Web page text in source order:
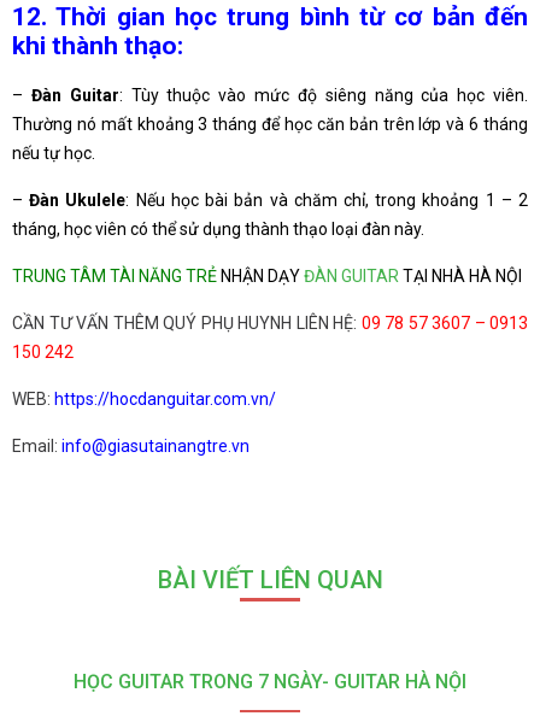
12. Thời gian học trung bình từ cơ bản đến
khi thành thạo:
– Đàn Guitar: Tùy thuộc vào mức độ siêng năng của học viên.
Thường nó mất khoảng 3 tháng để học căn bản trên lớp và 6 tháng
nếu tự học.
–Đàn Ukulele: Nếu học bài bản và chăm chỉ, trong khoảng 1 – 2
tháng, học viên có thể sử dụng thành thạo loại đàn này.
TRUNG TÂM TÀI NĂNG TRẺ NHẬN DẠYĐÀN GUITARTẠI NHÀ HÀ NỘI
CẦN TƯ VẤN THÊM QUÝ PHỤ HUYNH LIÊN HỆ: 09 78 57 3607 – 0913
150 242
WEB: https://hocdanguitar.com.vn/
Email: info@giasutainangtre.vn
BÀI VIẾT LIÊN QUAN
HỌC GUITAR TRONG 7 NGÀY- GUITAR HÀ NỘI